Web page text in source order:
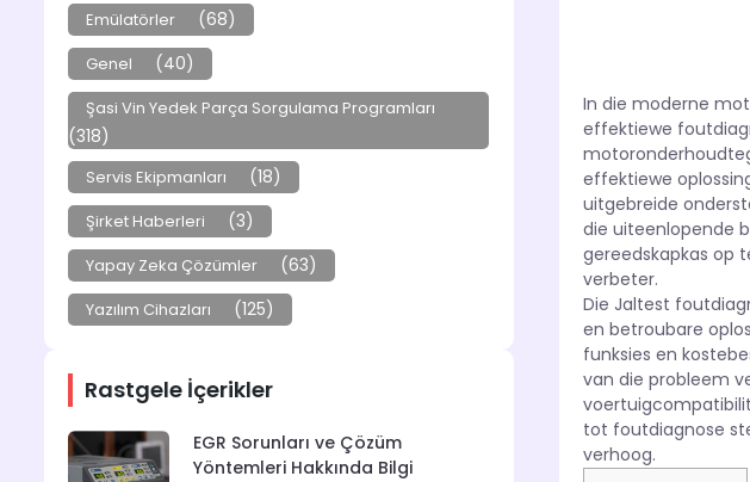
Emülatörler (68)
Genel (40)
Şasi Vin Yedek Parça Sorgulama Programları
(318)
Servis Ekipmanları (18)
Şirket Haberleri (3)
Yapay Zeka Çözümler (63)
Yazılım Cihazları (125)
Rastgele İçerikler
EGR Sorunları ve Çözüm
Yöntemleri Hakkında Bilgi
In die moderne
effektiewe
effektiewe
uitgebreide
die uiteenlopende
gereedskapkas op
verbeter.
Die Jaltest
en betroubare
funksies en
van die probleem
tot foutdiagnose
verhoog.